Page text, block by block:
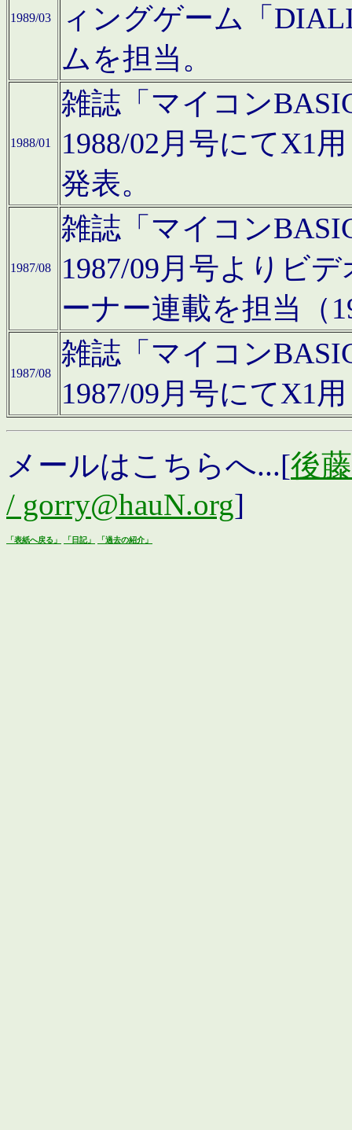
1989/03
ィングゲーム「
ムを担当。
1988/01
雑誌「マイコン
1988/02月号にてX1
発表。
1987/08
雑誌「マイコン
1987/09月号よりビ
ーナー連載を担当（
1987/08
雑誌「マイコン
1987/09月号にてX1
メールはこちらへ...[後
/ gorry@hauN.org]
「表紙へ戻る」 「日記」 「過去の紹介」